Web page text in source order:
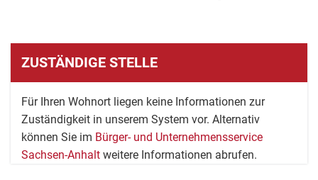
ZUSTÄNDIGE STELLE
Für Ihren Wohnort liegen keine Informationen zur
Zuständigkeit in unserem System vor. Alternativ
können Sie im Bürger- und Unternehmensservice
Sachsen-Anhalt weitere Informationen abrufen.